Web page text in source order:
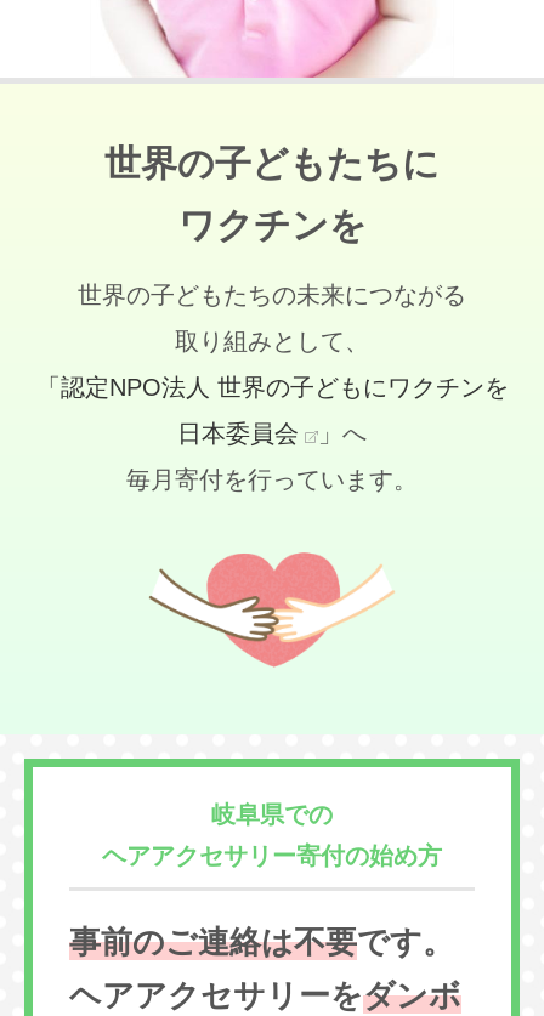
世界の子どもたちに
ワクチンを
世界の子どもたちの未来につながる
取り組みとして、
「認定NPO法人 世界の子どもにワクチンを
日本委員会
」へ
毎月寄付を行っています。
岐阜県での
ヘアアクセサリー寄付の始め方
事前のご連絡は不要です。
ヘアアクセサリーをダンボ